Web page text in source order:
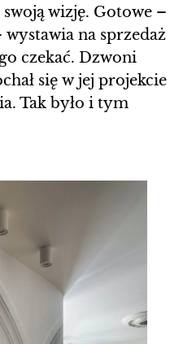
wizję. Gotowe –
na sprzedaż
czekać. Dzwoni
się w jej projekcie
Tak było i tym